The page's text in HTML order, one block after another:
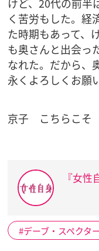
けど、20代の前半
く苦労もした。経
た時期もあって、
も奥さんと出会っ
なれた。だから、
永くよろしくお願
京子 こちらこそ
『女
デーブ・スペクタ